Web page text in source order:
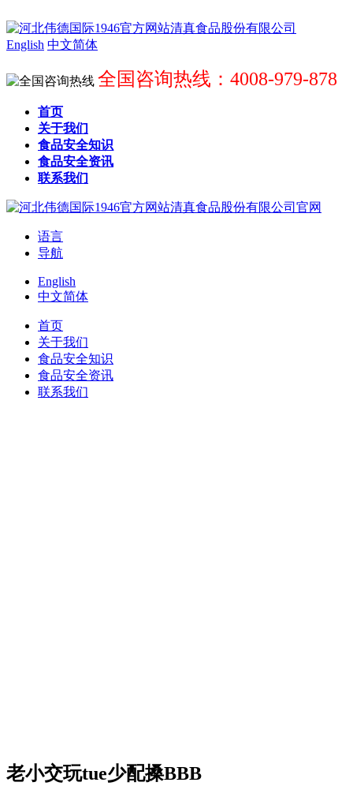
English 中文简体
全国咨询热线：4008-979-878
首页
关于我们
食品安全知识
食品安全资讯
联系我们
语言
导航
English
中文简体
首页
关于我们
食品安全知识
食品安全资讯
联系我们
老小交玩tue少配搡BBB